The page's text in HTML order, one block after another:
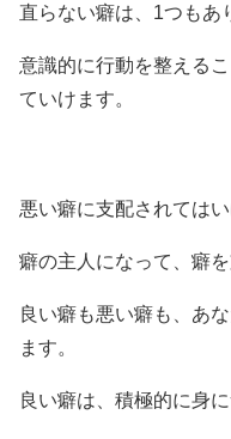
直らない癖は、1つもあ
意識的に行動を整える
ていけます。
悪い癖に支配されてはい
癖の主人になって、癖
良い癖も悪い癖も、あ
ます。
良い癖は、積極的に身に